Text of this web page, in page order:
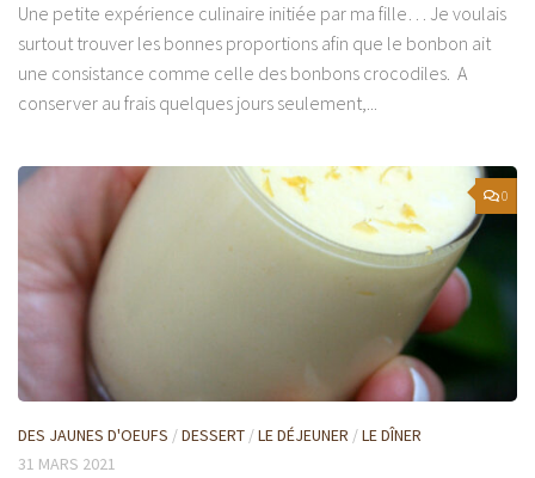
Une petite expérience culinaire initiée par ma fille… Je voulais
surtout trouver les bonnes proportions afin que le bonbon ait
une consistance comme celle des bonbons crocodiles. A
conserver au frais quelques jours seulement,...
0
DES JAUNES D'OEUFS /DESSERT /LE DÉJEUNER /LE DÎNER
31 MARS 2021